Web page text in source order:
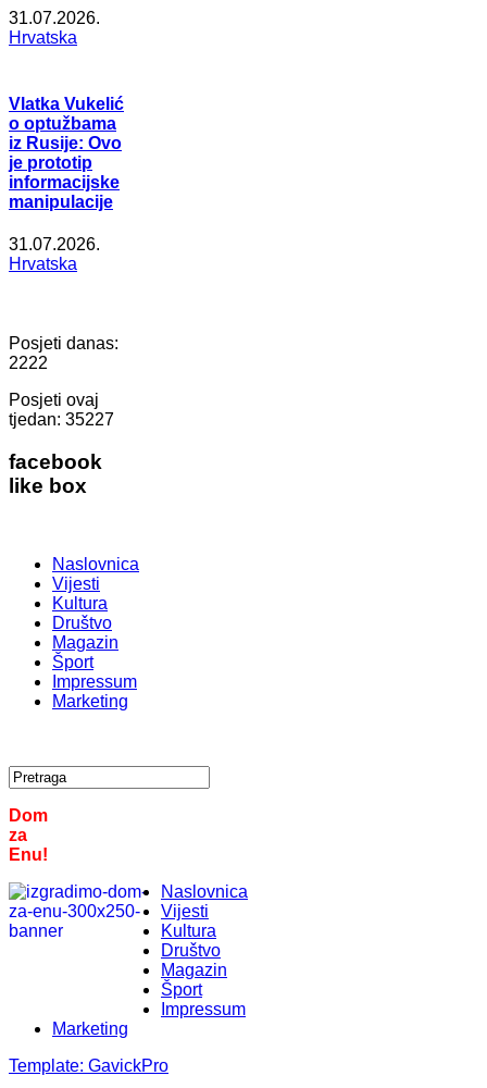
31.07.2026.
Hrvatska
Vlatka Vukelić
o optužbama
iz Rusije: Ovo
je prototip
informacijske
manipulacije
31.07.2026.
Hrvatska
Posjeti danas:
2222
Posjeti ovaj
tjedan: 35227
facebook
like box
Naslovnica
Vijesti
Kultura
Društvo
Magazin
Šport
Impressum
Marketing
Dom
za
Enu!
Naslovnica
Vijesti
Kultura
Društvo
Magazin
Šport
Impressum
Marketing
Template: GavickPro